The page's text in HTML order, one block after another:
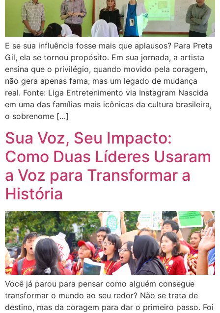
E se sua influência fosse mais que aplausos? Para Preta
Gil, ela se tornou propósito. Em sua jornada, a artista
ensina que o privilégio, quando movido pela coragem,
não gera apenas fama, mas um legado de mudança
real. Fonte: Liga Entretenimento via Instagram Nascida
em uma das famílias mais icônicas da cultura brasileira,
o sobrenome […]
Sua Voz, Seu Impacto:
Como Duas Líderes Usaram
a Voz para Transformar a
História
Você já parou para pensar como alguém consegue
transformar o mundo ao seu redor? Não se trata de
destino, mas da coragem para dar o primeiro passo. Foi